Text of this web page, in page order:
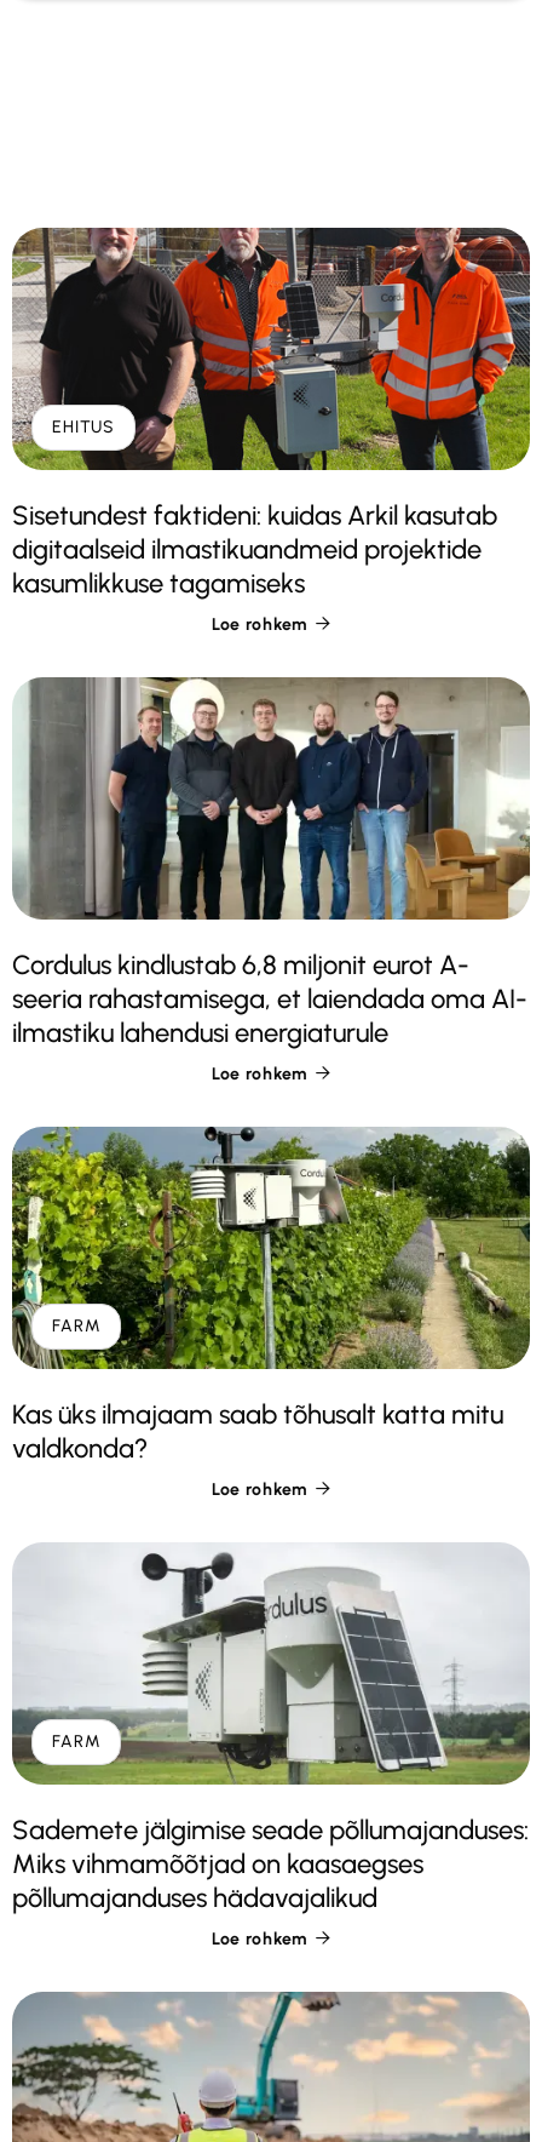
EHITUS
Sisetundest faktideni: kuidas Arkil kasutab
digitaalseid ilmastikuandmeid projektide
kasumlikkuse tagamiseks
Loe rohkem 
Cordulus kindlustab 6,8 miljonit eurot A-
seeria rahastamisega, et laiendada oma AI-
ilmastiku lahendusi energiaturule
Loe rohkem 
FARM
Kas üks ilmajaam saab tõhusalt katta mitu
valdkonda?
Loe rohkem 
FARM
Sademete jälgimise seade põllumajanduses:
Miks vihmamõõtjad on kaasaegses
põllumajanduses hädavajalikud
Loe rohkem 